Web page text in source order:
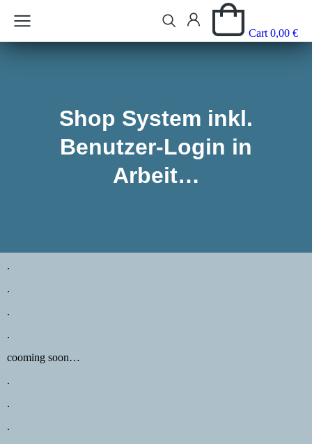
Cart 0,00 €
Shop System inkl.
Benutzer-Login in
Arbeit…
.
.
.
.
cooming soon…
.
.
.